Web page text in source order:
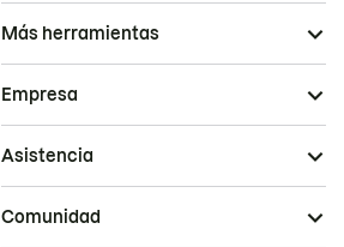
Más herramientas
Empresa
Asistencia
Comunidad